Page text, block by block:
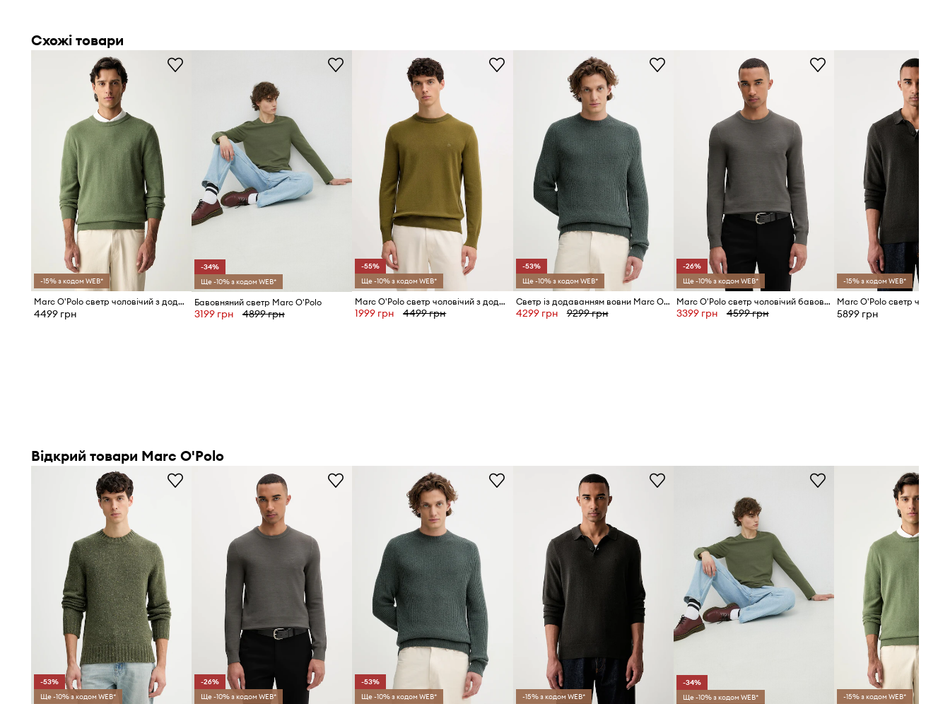
- Параметри вказані для розміру: M.
Бренд Marc O'Polo
Стандартна розмірна сітка
Ми рекомендуємо вибирати той
розмір, який Ви зазвичай носите.
Розмірна сітка
Схожі товари
-15% з кодом WEB*
Marc O'Polo светр чоловічий з додаванням вовни
4499 грн
-34%
Ще -10% з кодом WEB*
Бавовняний светр Marc O'Polo
3199 грн 4899 грн
-55%
Ще -10% з кодом WEB*
Marc O'Polo светр чоловічий з додаванням вовни
1999 грн 4499 грн
-53%
Ще -10% з кодом WEB*
Светр із додаванням вовни Marc O'Polo
4299 грн 9299 грн
-26%
Ще -10% з кодом WEB*
Marc O'Polo светр чоловічий бавовняний
3399 грн 4599 грн
-15% з кодом WEB*
5899 грн
Відкрий товари Marc O'Polo
-53%
Ще -10% з кодом WEB*
-26%
Ще -10% з кодом WEB*
-53%
Ще -10% з кодом WEB*
-15% з кодом WEB*
-34%
Ще -10% з кодом WEB*
-15% з кодом WEB*